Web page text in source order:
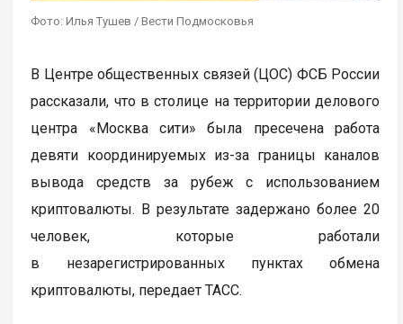
Фото: Илья Тушев / Вести Подмосковья
В Центре общественных связей (ЦОС) ФСБ России
рассказали, что в столице на территории делового
центра «Москва сити» была пресечена работа
девяти координируемых из-за границы каналов
вывода средств за рубеж с использованием
криптовалюты. В результате задержано более 20
человек, которые работали
в незарегистрированных пунктах обмена
криптовалюты, передает ТАСС.